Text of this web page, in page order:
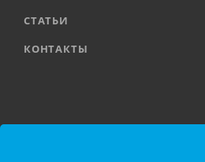
СТАТЬИ
КОНТАКТЫ